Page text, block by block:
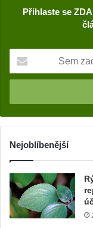
Přihlaste se
m
a
d
j
v
a
š
í
Nejoblíbenější